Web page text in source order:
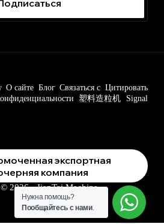
О сайте Блог Связаться с Цитировать
塑料造粒机 Signal
экспортная
компания
2026 - JianTai Machine
Нужна помощь?
Пообщайтесь с нами.